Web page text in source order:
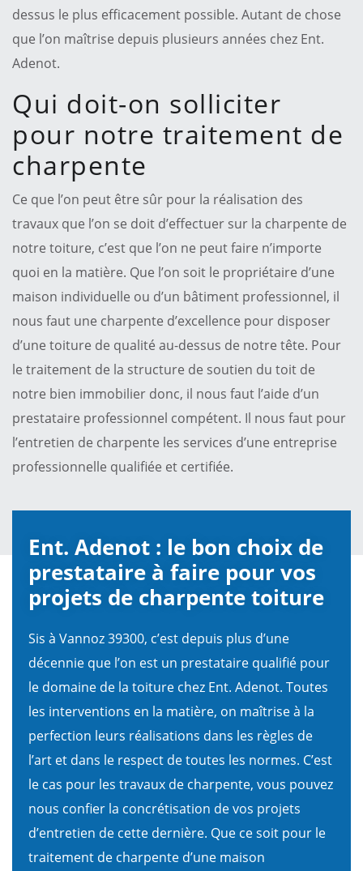
dessus le plus efficacement possible. Autant de chose
que l’on maîtrise depuis plusieurs années chez Ent.
Adenot.
Qui doit-on solliciter
pour notre traitement de
charpente
Ce que l’on peut être sûr pour la réalisation des
travaux que l’on se doit d’effectuer sur la charpente de
notre toiture, c’est que l’on ne peut faire n’importe
quoi en la matière. Que l’on soit le propriétaire d’une
maison individuelle ou d’un bâtiment professionnel, il
nous faut une charpente d’excellence pour disposer
d’une toiture de qualité au-dessus de notre tête. Pour
le traitement de la structure de soutien du toit de
notre bien immobilier donc, il nous faut l’aide d’un
prestataire professionnel compétent. Il nous faut pour
l’entretien de charpente les services d’une entreprise
professionnelle qualifiée et certifiée.
Ent. Adenot : le bon choix de
prestataire à faire pour vos
projets de charpente toiture
Sis à Vannoz 39300, c’est depuis plus d’une
décennie que l’on est un prestataire qualifié pour
le domaine de la toiture chez Ent. Adenot. Toutes
les interventions en la matière, on maîtrise à la
perfection leurs réalisations dans les règles de
l’art et dans le respect de toutes les normes. C’est
le cas pour les travaux de charpente, vous pouvez
nous confier la concrétisation de vos projets
d’entretien de cette dernière. Que ce soit pour le
traitement de charpente d’une maison